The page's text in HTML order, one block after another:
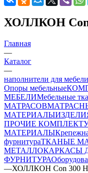
ХОЛЛКОН Con
Главная
—
Каталог
—
наполнители для мебели
Опоры мебельные
МЕБЕЛИМебельные
МАТРАСОВ
МАТЕРИАЛЫ
ПРОЧИЕ
МАТЕРИАЛЫ
фурнитураТКАНЫЕ
МЕТАЛЛОКАРКАСЫ
ФУРНИТУРА
—ХОЛЛКОН Con 300